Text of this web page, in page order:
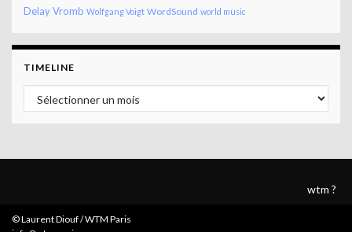
DelayVromb Wolfgang Voigt WordSound world music
TIMELINE
Timeline
wtm ?
© Laurent Diouf / WTM Paris